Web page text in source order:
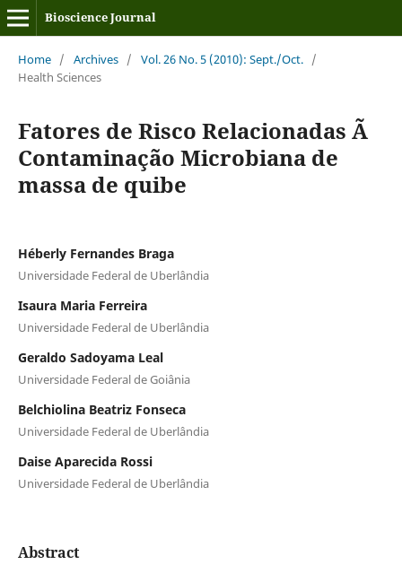
Bioscience Journal
Home / Archives / Vol. 26 No. 5 (2010): Sept./Oct. /
Health Sciences
Fatores de Risco Relacionadas Ã
Contaminação Microbiana de
massa de quibe
Héberly Fernandes Braga
Universidade Federal de Uberlândia
Isaura Maria Ferreira
Universidade Federal de Uberlândia
Geraldo Sadoyama Leal
Universidade Federal de Goiânia
Belchiolina Beatriz Fonseca
Universidade Federal de Uberlândia
Daise Aparecida Rossi
Universidade Federal de Uberlândia
Abstract